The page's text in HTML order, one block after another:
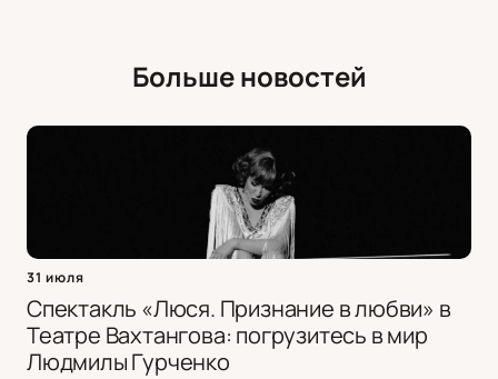
Больше новостей
31 июля
Спектакль «Люся. Признание в любви» в
Театре Вахтангова: погрузитесь в мир
Людмилы Гурченко